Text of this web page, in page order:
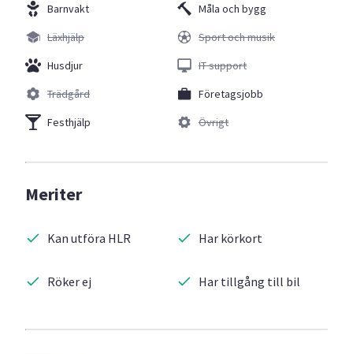
Barnvakt
Läxhjälp
Husdjur
Trädgård
Festhjälp
Måla och bygg
Sport och musik
IT support
Företagsjobb
Övrigt
Meriter
Kan utföra HLR
Röker ej
Har körkort
Har tillgång till bil